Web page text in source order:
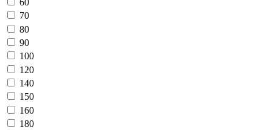
60
70
80
90
100
120
140
150
160
180